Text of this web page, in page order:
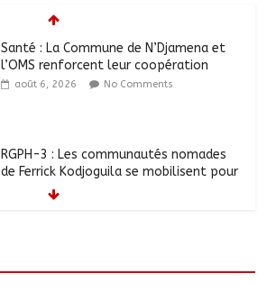
Santé : La Commune de N’Djamena et
l’OMS renforcent leur coopération
août 6, 2026 No Comments
RGPH-3 : Les communautés nomades
de Ferrick Kodjoguila se mobilisent pour
le recensement
de FCFA pour former 100 jeunes